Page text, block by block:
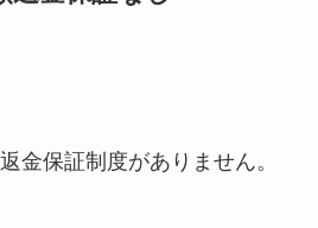
レミノの解約方法ま
金保証制度がありません。